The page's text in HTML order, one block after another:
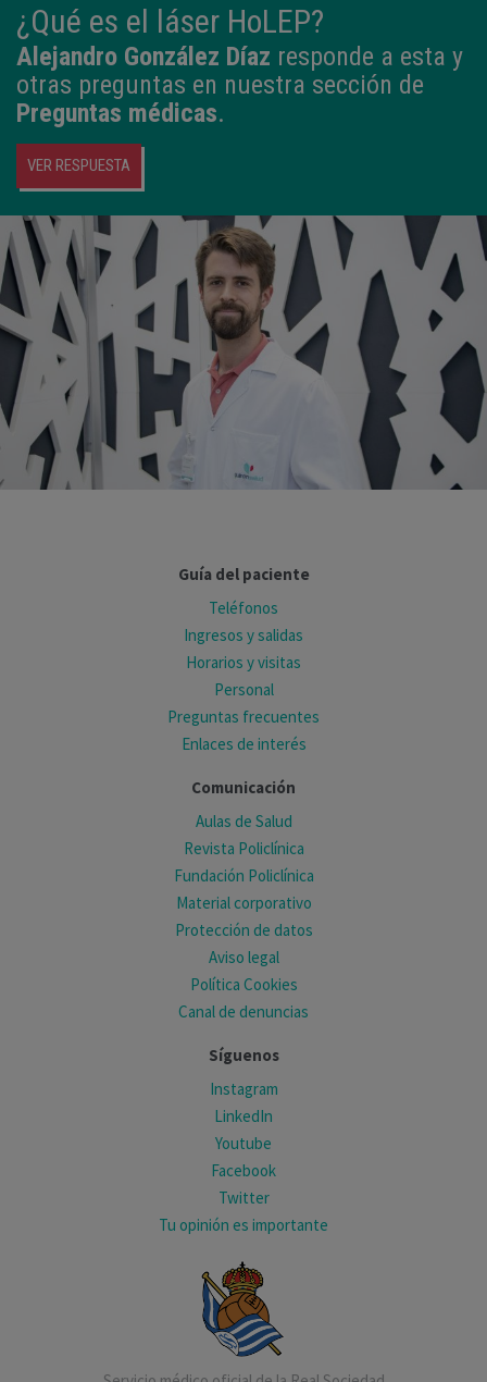
¿Qué es el láser HoLEP?
Alejandro González Díaz responde a esta y
otras preguntas en nuestra sección de
Preguntas médicas.
VER RESPUESTA
Guía del paciente
Teléfonos
Ingresos y salidas
Horarios y visitas
Personal
Preguntas frecuentes
Enlaces de interés
Comunicación
Aulas de Salud
Revista Policlínica
Fundación Policlínica
Material corporativo
Protección de datos
Aviso legal
Política Cookies
Canal de denuncias
Síguenos
Instagram
LinkedIn
Youtube
Facebook
Twitter
Tu opinión es importante